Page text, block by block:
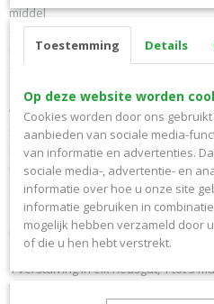
middel
- Wanneer uw kind kort geleden een
raadpleeg dan eerst uw arts
- Bij kinderen jonger dan 2 jaar
Samenstelling
Werkzame stof: Xylometazoline HCl
xylometazolinehydrochloride
Hulpstoffen: benzalkoniumchloride,
natriumdiwaterstoffosfaat,
gezuiverd water.
Dosering
Kinderen van 2 tot en met 6 jaar:
Onder toezicht van de ouders.
1 verstuiving in elk neusgat, 1 tot 3
toedieningen dient er een tussentijd
Toestemming Details
Op deze website worden
Cookies worden door ons
aanbieden van sociale media-
van informatie en advertenties.
sociale media-, advertentie- en
informatie over hoe u onze site
informatie gebruiken in
mogelijk hebben verzameld door
of die u hen hebt verstrekt.